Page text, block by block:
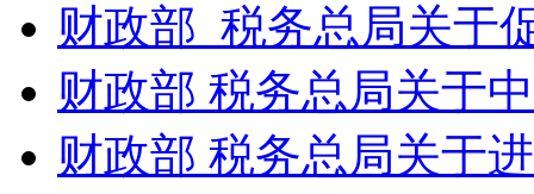
财政部 税务总局关于
财政部 税务总局关于
财政部 税务总局关于